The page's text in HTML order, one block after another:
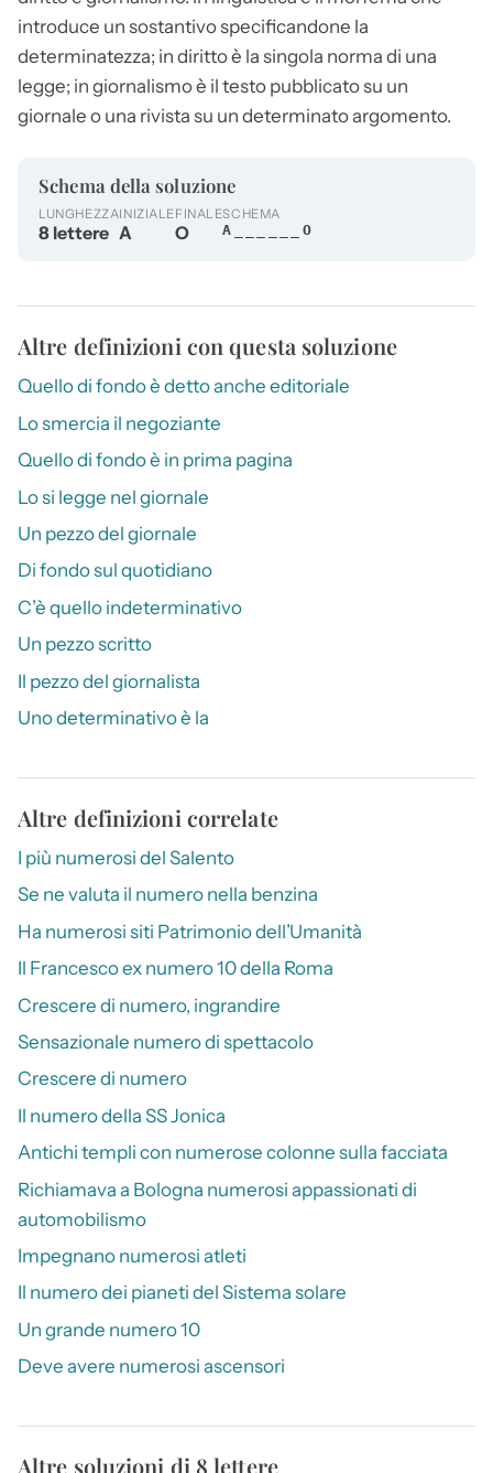
introduce un sostantivo specificandone la
determinatezza; in diritto è la singola norma di una
legge; in giornalismo è il testo pubblicato su un
giornale o una rivista su un determinato argomento.
Schema della soluzione
LUNGHEZZA
8 lettere
INIZIALE
A
FINALE
O
SCHEMA
A______O
Altre definizioni con questa soluzione
Quello di fondo è detto anche editoriale
Lo smercia il negoziante
Quello di fondo è in prima pagina
Lo si legge nel giornale
Un pezzo del giornale
Di fondo sul quotidiano
C’è quello indeterminativo
Un pezzo scritto
Il pezzo del giornalista
Uno determinativo è la
Altre definizioni correlate
I più numerosi del Salento
Se ne valuta il numero nella benzina
Ha numerosi siti Patrimonio dell’Umanità
Il Francesco ex numero 10 della Roma
Crescere di numero, ingrandire
Sensazionale numero di spettacolo
Crescere di numero
Il numero della SS Jonica
Antichi templi con numerose colonne sulla facciata
Richiamava a Bologna numerosi appassionati di
automobilismo
Impegnano numerosi atleti
Il numero dei pianeti del Sistema solare
Un grande numero 10
Deve avere numerosi ascensori
Altre soluzioni di 8 lettere